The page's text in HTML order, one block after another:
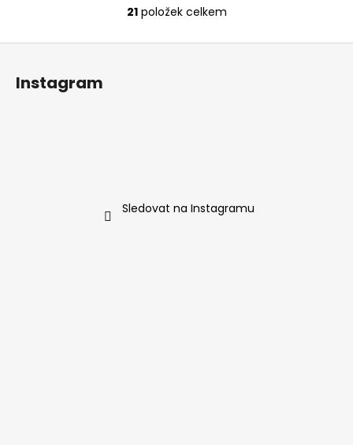
O
v
k
21položek celkem
Z
Instagram
Sledovat na Instagramu